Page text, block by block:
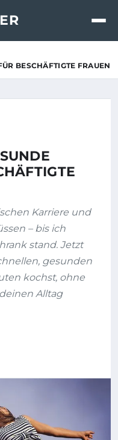
BESCHÄFTIGTE FRAUEN
Karriere und
– bis ich
stand. Jetzt
gesunden
kochst, ohne
Alltag